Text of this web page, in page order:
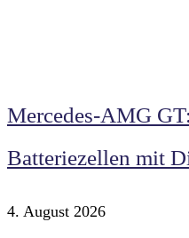
Mercedes-AMG
Batteriezellen mit
4. August 2026